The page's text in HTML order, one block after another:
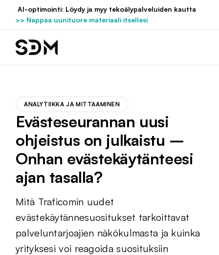
Hyppää
sisältöön
AI-optimointi: Löydy ja myy tekoälypalveluiden kautta
>> Nappaa uunituore materiaali itsellesi
ANALYTIIKKA JA MITTAAMINEN
Evästeseurannan uusi
ohjeistus on julkaistu –
Onhan evästekäytänteesi
ajan tasalla?
Mitä Traficomin uudet
evästekäytännesuositukset tarkoittavat
palveluntarjoajien näkökulmasta ja kuinka
yrityksesi voi reagoida suosituksiin